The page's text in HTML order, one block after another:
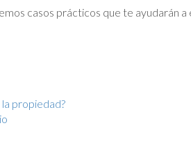
casos prácticos que te ayudarán
propiedad?